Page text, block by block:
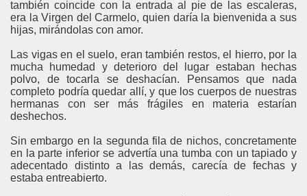
también coincide con la entrada al pie de las escaleras,
era la Virgen del Carmelo, quien daría la bienvenida a sus
hijas, mirándolas con amor.
Las vigas en el suelo, eran también restos, el hierro, por la
mucha humedad y deterioro del lugar estaban hechas
polvo, de tocarla se deshacían. Pensamos que nada
completo podría quedar allí, y que los cuerpos de nuestras
hermanas con ser más frágiles en materia estarían
deshechos.
Sin embargo en la segunda fila de nichos, concretamente
en la parte inferior se advertía una tumba con un tapiado y
adecentado distinto a las demás, carecía de fechas y
estaba entreabierto.